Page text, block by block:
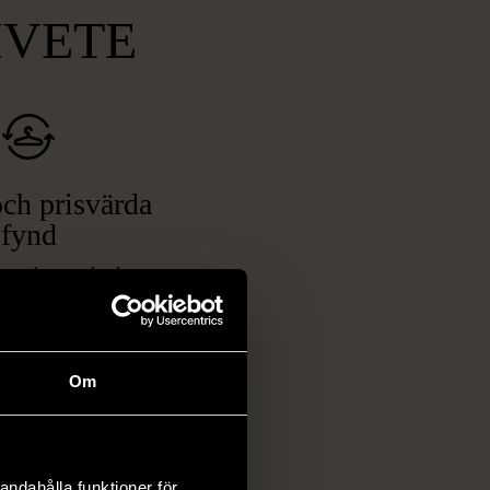
Om
prisvärda
fynd
ett brett utbud av
kläder och möbler
elektronik i våra
föremål som
vanliga butiker.